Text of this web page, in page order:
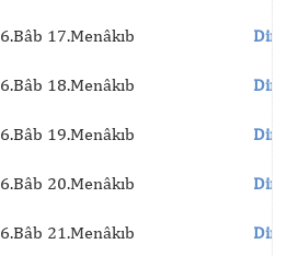
6.Bâb 17.Menâkıb
6.Bâb 18.Menâkıb
6.Bâb 19.Menâkıb
6.Bâb 20.Menâkıb
6.Bâb 21.Menâkıb